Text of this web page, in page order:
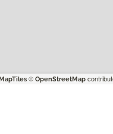
© OpenStreetMap